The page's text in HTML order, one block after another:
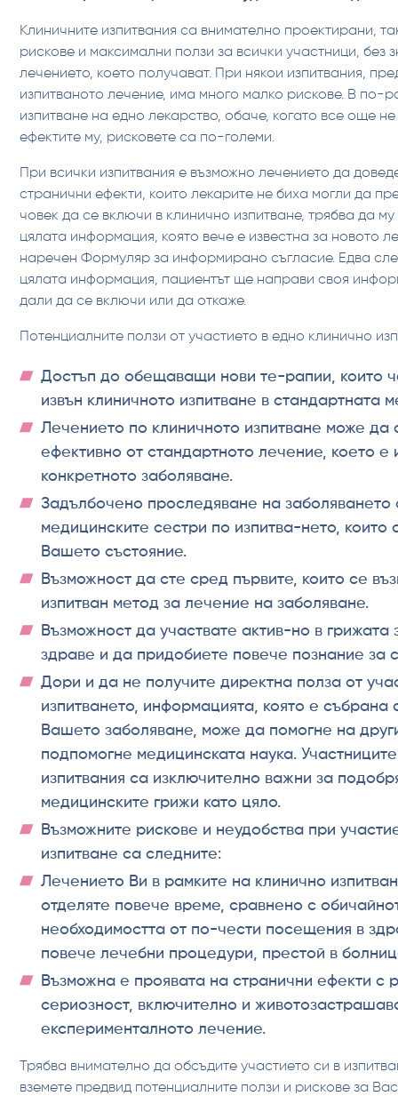
Клиничните изпитвания са внимателно проектирани,
рискове и максимални ползи за всички участници, без
лечението, което получават. При някои изпитвания,
изпитваното лечение, има много малко рискове. В по-
изпитване на едно лекарство, обаче, когато все още
ефектите му, рисковете са по-големи.
При всички изпитвания е възможно лечението да
странични ефекти, които лекарите не биха могли да
човек да се включи в клинично изпитване, трябва да
цялата информация, която вече е известна за новото
наречен Формуляр за информирано съгласие. Едва
цялата информация, пациентът ще направи своя
дали да се включи или да откаже.
Потенциалните ползи от участието в едно клинично
Достъп до обещаващи нови те-рапии, които
извън клиничното изпитване в стандартната
Лечението по клиничното изпитване може
ефективно от стандартното лечение, което е
конкретното заболяване.
Задълбочено проследяване на заболяването
медицинските сестри по изпитва-нето, които
Вашето състояние.
Възможност да сте сред първите, които се
изпитван метод за лечение на заболяване.
Възможност да участвате актив-но в грижата
здраве и да придобиете повече познание за
Дори и да не получите директна полза от
изпитването, информацията, която е
Вашето заболяване, може да помогне на
подпомогне медицинската наука.
изпитвания са изключително важни за
медицинските грижи като цяло.
Възможните рискове и неудобства при
изпитване са следните:
Лечението Ви в рамките на клинично
отделяте повече време, сравнено с
необходимостта от по-чести посещения в
повече лечебни процедури, престой в
Възможна е проявата на странични ефекти с
сериозност, включително и
експерименталното лечение.
Трябва внимателно да обсъдите участието си в
вземете предвид потенциалните ползи и рискове за